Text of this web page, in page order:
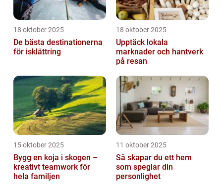
18 oktober 2025
De bästa destinationerna
för isklättring
18 oktober 2025
Upptäck lokala
marknader och hantverk
på resan
15 oktober 2025
Bygg en koja i skogen –
kreativt teamwork för
hela familjen
11 oktober 2025
Så skapar du ett hem
som speglar din
personlighet